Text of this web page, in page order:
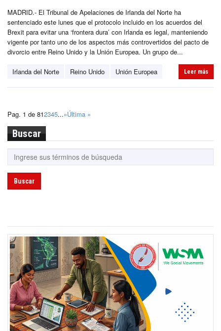
MADRID.- El Tribunal de Apelaciones de Irlanda del Norte ha
sentenciado este lunes que el protocolo incluido en los acuerdos del
Brexit para evitar una ‘frontera dura’ con Irlanda es legal, manteniendo
vigente por tanto uno de los aspectos más controvertidos del pacto de
divorcio entre Reino Unido y la Unión Europea. Un grupo de...
Irlanda del Norte Reino Unido Unión Europea Leer más
Pag. 1 de 812345...»Última »
Buscar
Buscar